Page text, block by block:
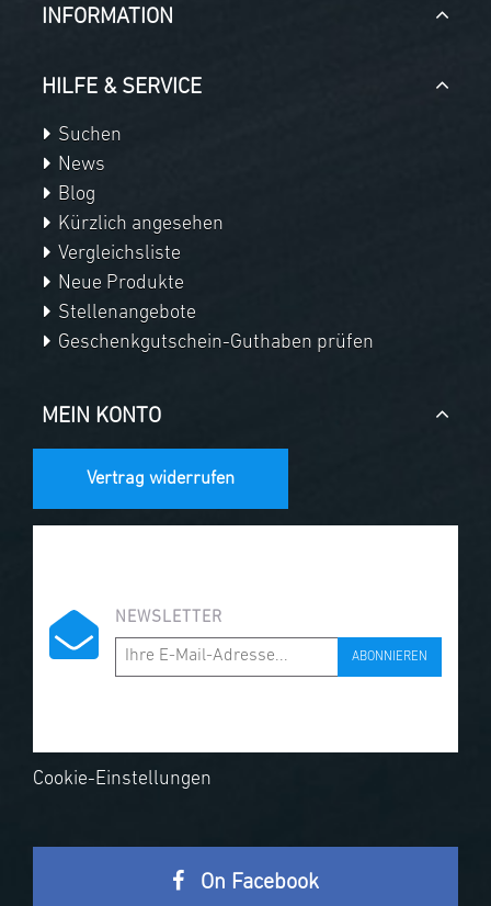
INFORMATION
HILFE & SERVICE
Suchen
News
Blog
Kürzlich angesehen
Vergleichsliste
Neue Produkte
Stellenangebote
Geschenkgutschein-Guthaben prüfen
MEIN KONTO
Vertrag widerrufen
NEWSLETTER
ABONNIEREN
Cookie-Einstellungen
On Facebook